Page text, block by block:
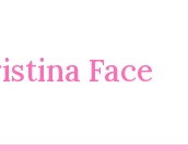
Face